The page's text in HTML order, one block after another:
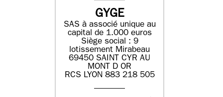
GYGE
SAS à associé unique au
capital de 1.000 euros
Siège social : 9
lotissement Mirabeau
69450 SAINT CYR AU
MONT D OR
RCS LYON 883 218 505